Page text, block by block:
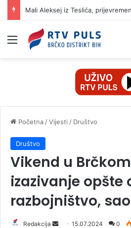
Izbornik
Početna /Vijesti / Društvo
Društvo
Vikend u
izazivanje opšte
razbojništvo,
Redakcija 15.07.2024 0